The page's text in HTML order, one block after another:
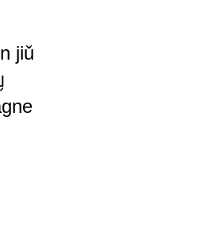
jiǔ